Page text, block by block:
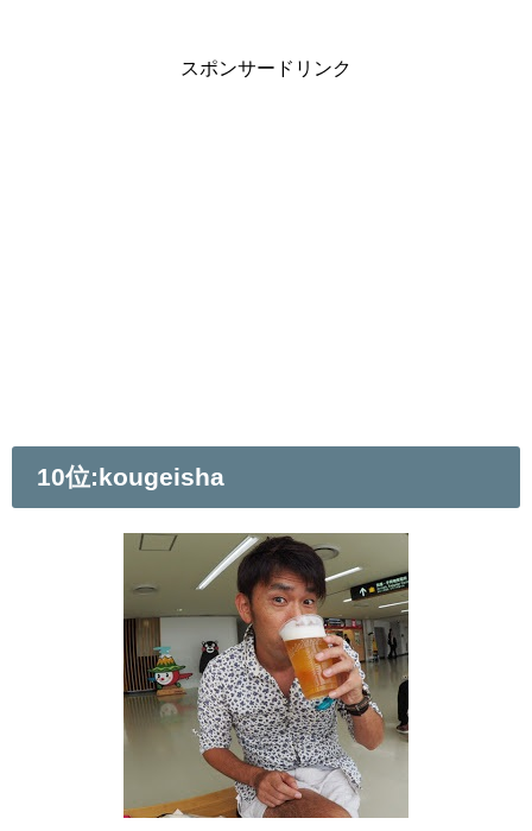
スポンサードリンク
10位:kougeisha